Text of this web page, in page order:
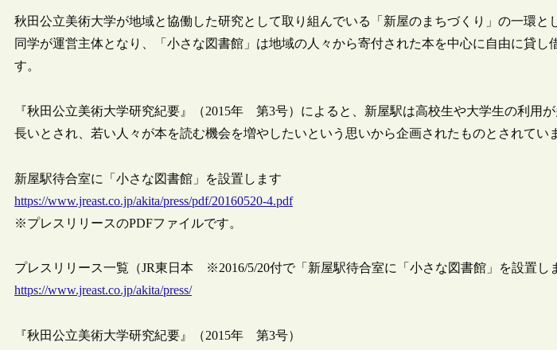
秋田公立美術大学が地域と協働した研究として取り組んでいる「新屋のまちづくり」の一環と
同学が運営主体となり、「小さな図書館」は地域の人々から寄付された本を中心に自由に貸し
す。
『秋田公立美術大学研究紀要』（2015年 第3号）によると、新屋駅は高校生や大学生の利用
長いとされ、若い人々が本を読む機会を増やしたいという思いから企画されたものとされてい
新屋駅待合室に「小さな図書館」を設置します
https://www.jreast.co.jp/akita/press/pdf/20160520-4.pdf
※プレスリリースのPDFファイルです。
プレスリリース一覧（JR東日本 ※2016/5/20付で「新屋駅待合室に「小さな図書館」を設置し
https://www.jreast.co.jp/akita/press/
『秋田公立美術大学研究紀要』（2015年 第3号）